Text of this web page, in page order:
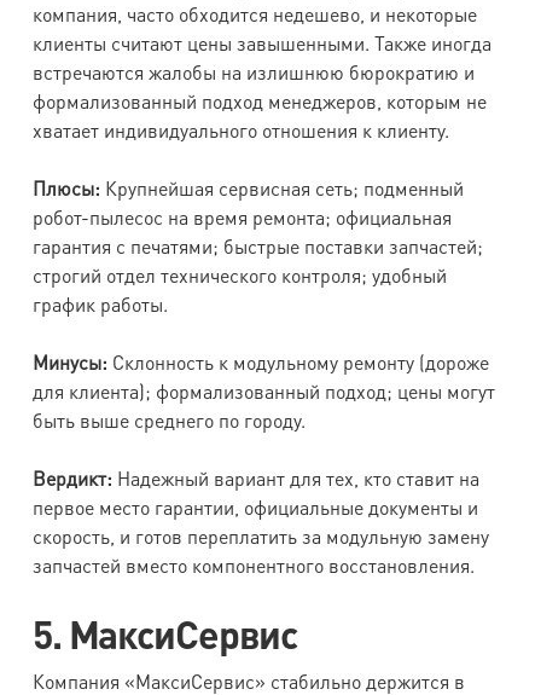
компания, часто обходится недешево, и некоторые
клиенты считают цены завышенными. Также иногда
встречаются жалобы на излишнюю бюрократию и
формализованный подход менеджеров, которым не
хватает индивидуального отношения к клиенту.
Плюсы: Крупнейшая сервисная сеть; подменный
робот-пылесос на время ремонта; официальная
гарантия с печатями; быстрые поставки запчастей;
строгий отдел технического контроля; удобный
график работы.
Минусы: Склонность к модульному ремонту (дороже
для клиента); формализованный подход; цены могут
быть выше среднего по городу.
Вердикт: Надежный вариант для тех, кто ставит на
первое место гарантии, официальные документы и
скорость, и готов переплатить за модульную замену
запчастей вместо компонентного восстановления.
5. МаксиСервис
Компания «МаксиСервис» стабильно держится в